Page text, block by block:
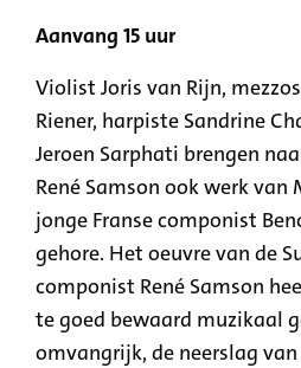
Aanvang 15 uur
Violist Joris van Rijn,
Riener, harpiste Sandrine
Jeroen Sarphati brengen
René Samson ook werk van
jonge Franse componist
gehore. Het oeuvre van de
componist René Samson
te goed bewaard muzikaal
omvangrijk, de neerslag